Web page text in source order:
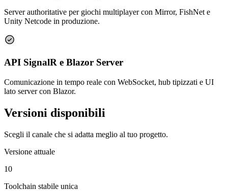
Server authoritative per giochi multiplayer con Mirror, FishNet e
Unity Netcode in produzione.
API SignalR e Blazor Server
Comunicazione in tempo reale con WebSocket, hub tipizzati e UI
lato server con Blazor.
Versioni disponibili
Scegli il canale che si adatta meglio al tuo progetto.
Versione attuale
10
Toolchain stabile unica